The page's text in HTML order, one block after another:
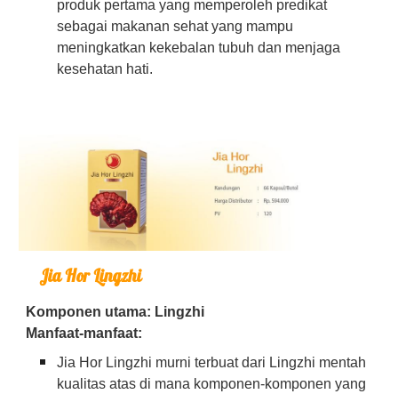
produk pertama yang memperoleh predikat
sebagai makanan sehat yang mampu
meningkatkan kekebalan tubuh dan menjaga
kesehatan hati.
Jia Hor Lingzhi
Komponen utama: Lingzhi
Manfaat-manfaat:
Jia Hor Lingzhi murni terbuat dari Lingzhi mentah
kualitas atas di mana komponen-komponen yang